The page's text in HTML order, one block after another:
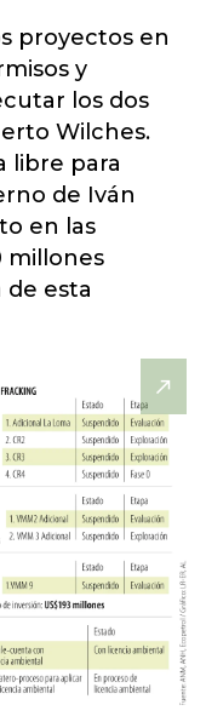
proyectos en
y
los dos
Wilches.
libre para
de Iván
en las
millones
esta